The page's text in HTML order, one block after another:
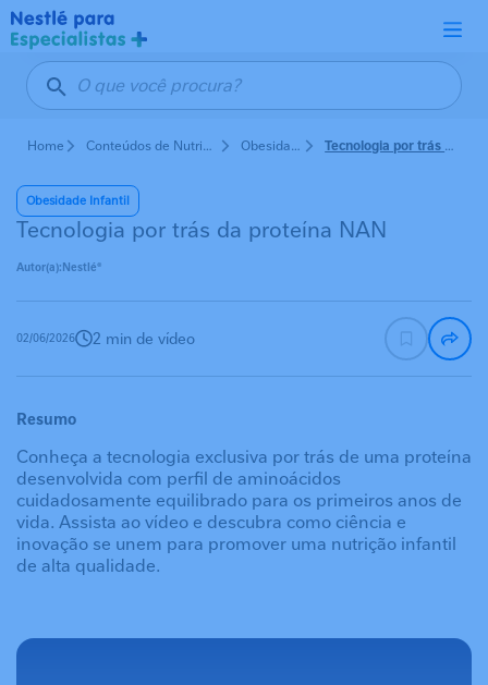
Pular para o conteúdo principal
Home Conteúdos de Nutrição em Pediatria Obesidade Infantil Tecnologia por trás da proteína NAN
Obesidade Infantil
Tecnologia por trás da proteína NAN
Autor(a):Nestlé®
02/06/2026 2 min de vídeo
Resumo
Conheça a tecnologia exclusiva por trás de uma proteína
desenvolvida com perfil de aminoácidos
cuidadosamente equilibrado para os primeiros anos de
vida. Assista ao vídeo e descubra como ciência e
inovação se unem para promover uma nutrição infantil
de alta qualidade.